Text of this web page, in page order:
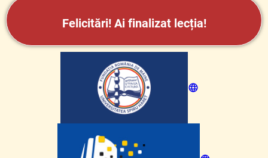
Felicitări! Ai finalizat lecția!